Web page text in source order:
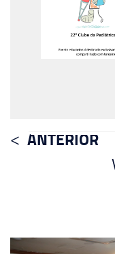
ANTERIOR